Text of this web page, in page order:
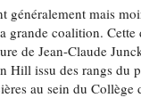
généralement mais
grande coalition. Cette
de Jean-Claude
Hill issu des rangs du
au sein du